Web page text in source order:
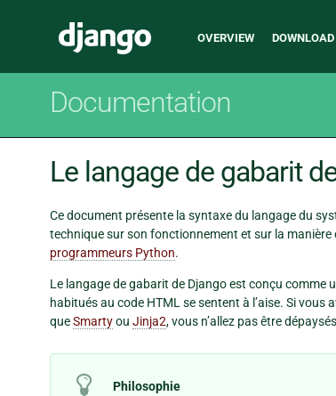
Django
Main
OVERVIEW DOWNLOAD
Documentation
Le langage de gabarit
Ce document présente la syntaxe du langage du
technique sur son fonctionnement et sur la manière
programmeurs Python.
Le langage de gabarit de Django est conçu comme
habitués au code HTML se sentent à l’aise. Si
queSmartyou Jinja2, vous n’allez pas être
Philosophie